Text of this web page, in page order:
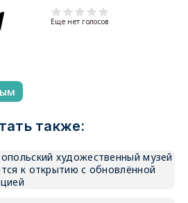
Еще нет голосов
также:
художественный музей
к открытию с обновлённой